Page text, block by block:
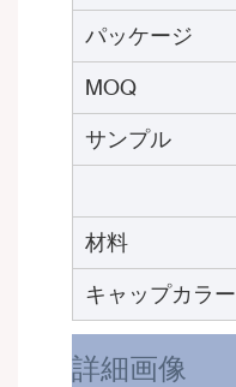
パッケージ
MOQ
サンプル
材料
キャップカラー
詳細画像